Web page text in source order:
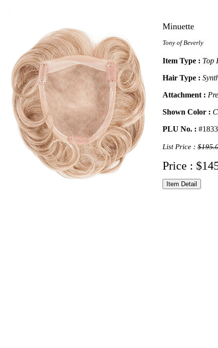
Minuette
Tony of Beverly
Item Type : Top
Hair Type :
Attachment :
Shown Color :
PLU No. :
List Price :
Price :